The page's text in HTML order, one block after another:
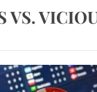
VS.